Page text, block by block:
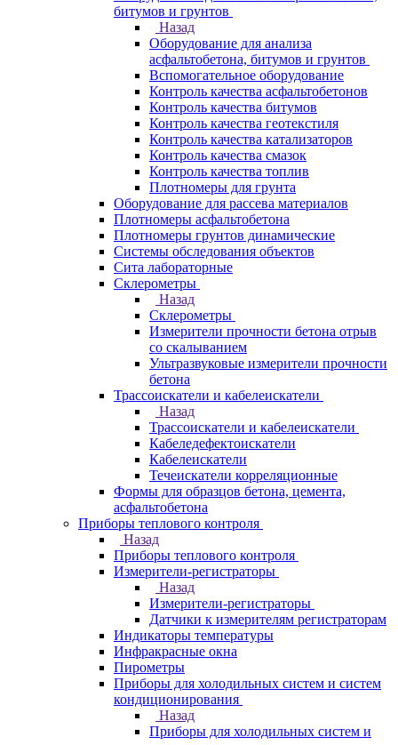
битумов и грунтов
Назад
Оборудование для анализа
асфальтобетона, битумов и грунтов
Вспомогательное оборудование
Контроль качества асфальтобетонов
Контроль качества битумов
Контроль качества геотекстиля
Контроль качества катализаторов
Контроль качества смазок
Контроль качества топлив
Плотномеры для грунта
Оборудование для рассева материалов
Плотномеры асфальтобетона
Плотномеры грунтов динамические
Системы обследования объектов
Сита лабораторные
Склерометры
Назад
Склерометры
Измерители прочности бетона отрыв
со скалыванием
Ультразвуковые измерители прочности
бетона
Трассоискатели и кабелеискатели
Назад
Трассоискатели и кабелеискатели
Кабеледефектоискатели
Кабелеискатели
Течеискатели корреляционные
Формы для образцов бетона, цемента,
асфальтобетона
Приборы теплового контроля
Назад
Приборы теплового контроля
Измерители-регистраторы
Назад
Измерители-регистраторы
Датчики к измерителям регистраторам
Индикаторы температуры
Инфракрасные окна
Пирометры
Приборы для холодильных систем и систем
кондиционирования
Назад
Приборы для холодильных систем и